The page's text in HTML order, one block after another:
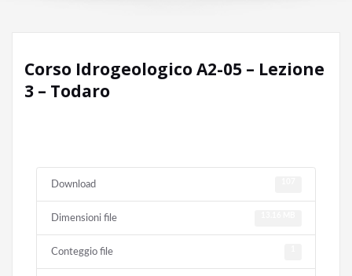
Corso Idrogeologico A2-05 – Lezione
3 – Todaro
Download
Dimensioni file
Conteggio file